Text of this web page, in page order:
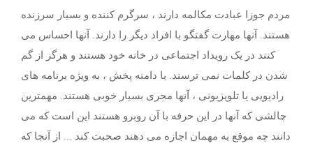
مردم جوزا عبادت مکالمه دارند ، سرگرم کننده و بسیار سرزنده
هستند. آنها مهارت گفتگو با افراد دیگر را دارند. آنها احساس می
کنند در یک رویداد اجتماعی در خانه خود هستند و هرگز از گم
شدن در کلمات نمی ترسند. با دامنه پخش ، به ویژه برنامه های
رادیویی یا تلویزیونی ، آنها مجری بسیار خوبی هستند. مهمترین
چالشی که آنها در این حرفه با آن روبرو هستند این است که می
دانند چه موقع به مهمان اجازه می دهند صحبت کند ... از آنجا که